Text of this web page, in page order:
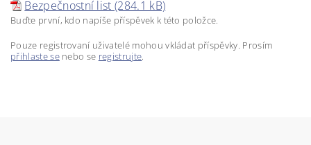
Bezpečnostní list (284.1 kB)
Buďte první, kdo napíše příspěvek k této položce.
Pouze registrovaní uživatelé mohou vkládat příspěvky. Prosím
přihlaste senebo se registrujte.